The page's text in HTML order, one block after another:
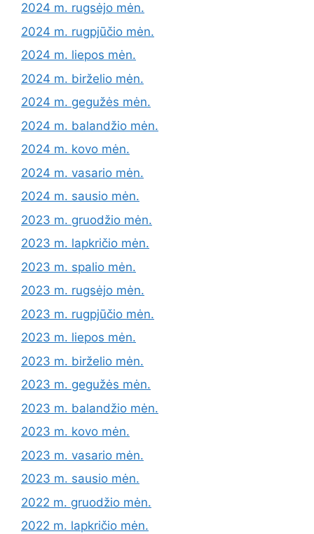
2024 m. rugsėjo mėn.
2024 m. rugpjūčio mėn.
2024 m. liepos mėn.
2024 m. birželio mėn.
2024 m. gegužės mėn.
2024 m. balandžio mėn.
2024 m. kovo mėn.
2024 m. vasario mėn.
2024 m. sausio mėn.
2023 m. gruodžio mėn.
2023 m. lapkričio mėn.
2023 m. spalio mėn.
2023 m. rugsėjo mėn.
2023 m. rugpjūčio mėn.
2023 m. liepos mėn.
2023 m. birželio mėn.
2023 m. gegužės mėn.
2023 m. balandžio mėn.
2023 m. kovo mėn.
2023 m. vasario mėn.
2023 m. sausio mėn.
2022 m. gruodžio mėn.
2022 m. lapkričio mėn.